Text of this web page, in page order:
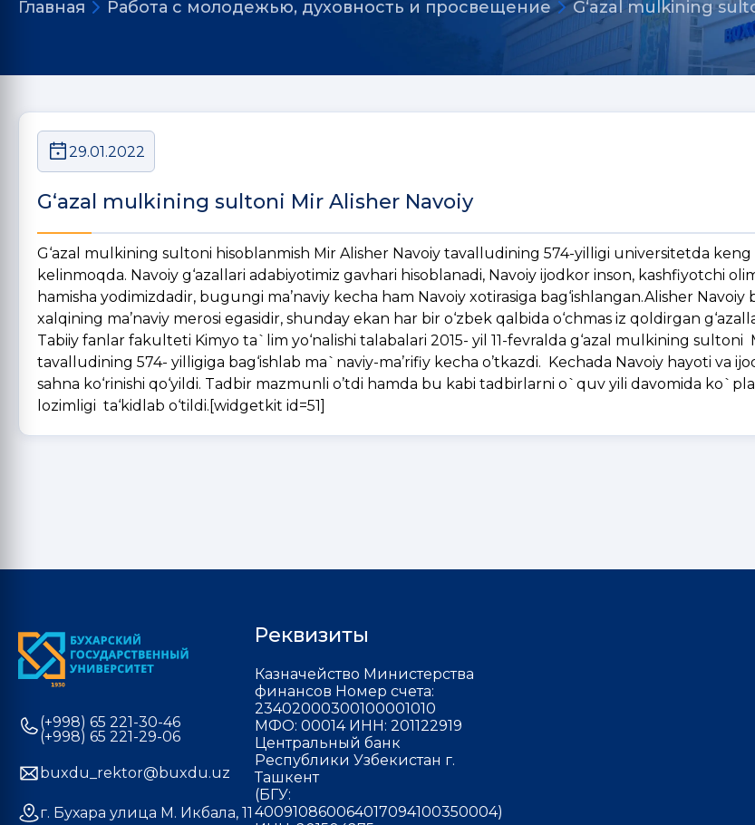
Главная Работа с молодежью, духовность и просвещение G‘azal mulkining
29.01.2022
G‘azal mulkining sultoni Mir Alisher Navoiy
G‘azal mulkining sultoni hisoblanmish Mir Alisher Navoiy tavalludining 574-yilligi universitetda
kelinmoqda. Navoiy g‘azallari adabiyotimiz gavhari hisoblanadi, Navoiy ijodkor inson, kashfiyotchi
hamisha yodimizdadir, bugungi ma’naviy kecha ham Navoiy xotirasiga bag‘ishlangan.Alisher Navoiy
xalqining ma’naviy merosi egasidir, shunday ekan har bir o‘zbek qalbida o‘chmas iz qoldirgan
Tabiiy fanlar fakulteti Kimyo ta`lim yo‘nalishi talabalari 2015- yil 11-fevralda g‘azal mulkining sultoni
tavalludining 574- yilligiga bag‘ishlab ma`naviy-ma’rifiy kecha o’tkazdi. Kechada Navoiy hayoti va
sahna ko‘rinishi qo‘yildi. Tadbir mazmunli o’tdi hamda bu kabi tadbirlarni o`quv yili davomida
lozimligi ta‘kidlab o‘tildi.[widgetkit id=51]
(+998) 65 221-30-46
(+998) 65 221-29-06
buxdu_rektor@buxdu.uz
г. Бухара улица М. Икбала, 11
Реквизиты
Казначейство Министерства
финансов Номер счета:
23402000300100001010
МФО: 00014 ИНН: 201122919
Центральный банк
Республики Узбекистан г.
Ташкент
(БГУ:
400910860064017094100350004)